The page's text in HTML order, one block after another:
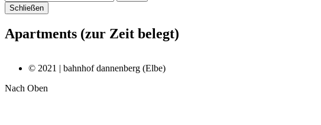
Schließen
Apartments (zur Zeit belegt)
© 2021 | bahnhof dannenberg (Elbe)
Nach Oben